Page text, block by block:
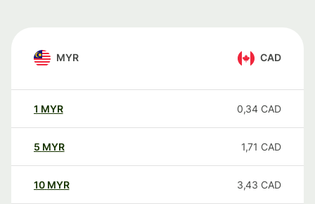
MYR CAD
1 MYR 0,34 CAD
5 MYR 1,71 CAD
10 MYR 3,43 CAD